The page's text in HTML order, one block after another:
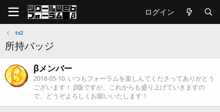
ログイン
ts2
所持バッジ
βメンバー
2018-05-10. いつもフォーラムを楽しんでくださってありがとう
ございます！ β版ですが、これからも盛り上げていきますの
で、どうぞよろしくお願いいたします！